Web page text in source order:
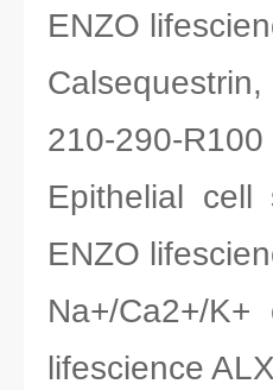
ENZO
210-290-R100
Epithelial
ENZO
Na+/Ca2+/
lifescience